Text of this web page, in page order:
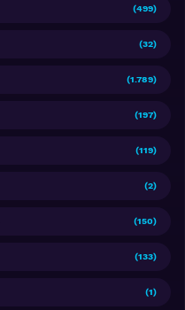
(499)
(32)
(1.789)
(197)
(119)
(2)
(150)
(133)
(1)